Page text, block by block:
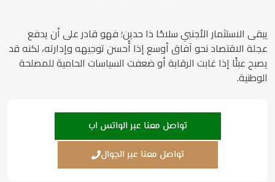
يبقى الاستثمار الأجنبي سلاحًا ذا حدين؛ فهو قادر على أن يدفع
عجلة الاقتصاد نحو آفاق أوسع إذا أُحسن توجيهه وإدارته، لكنه قد
يصبح عبئًا إذا غابت الرقابة أو ضعفت السياسات الحامية للمصلحة
الوطنية.
تواصل معنا عبر الواتس اب
تواصل معنا عبر الجوال